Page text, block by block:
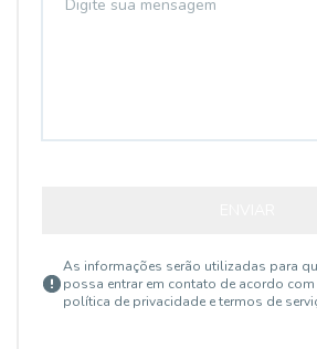
As informações serão utilizadas para
possa entrar em contato de acordo com
política de privacidade e termos de